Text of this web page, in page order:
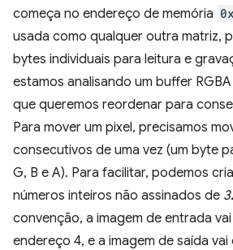
começa no endereço de memória
usada como qualquer outra matriz,
bytes individuais para leitura e
estamos analisando um buffer
que queremos reordenar para
Para mover um pixel, precisamos
consecutivos de uma vez (um byte
G, B e A). Para facilitar, podemos
números inteiros não assinados de
convenção, a imagem de entrada
endereço 4, e a imagem de saída